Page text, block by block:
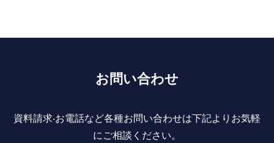
お問い合わせ
資料請求‧お電話など各種お問い合わせは下記よりお気軽
にご相談ください。